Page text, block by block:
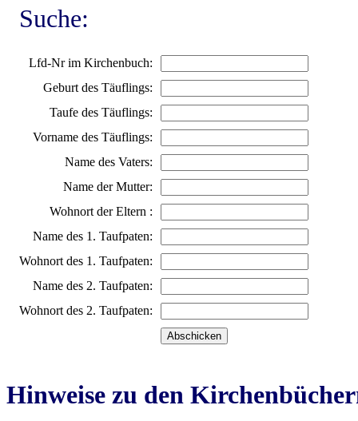
Suche:
Lfd-Nr im Kirchenbuch:
Geburt des Täuflings:
Taufe des Täuflings:
Vorname des Täuflings:
Name des Vaters:
Name der Mutter:
Wohnort der Eltern :
Name des 1. Taufpaten:
Wohnort des 1. Taufpaten:
Name des 2. Taufpaten:
Wohnort des 2. Taufpaten:
Hinweise zu den